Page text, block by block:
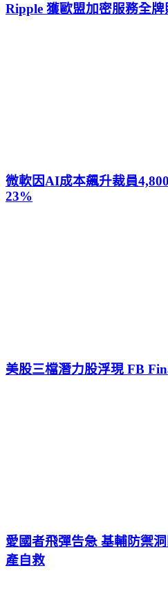
Ripple 獲歐盟加密服務全
微軟因AI成本飆升裁員
23%
美股三檔潛力股浮現 FB
愛國者飛彈告急 基輔防禦
產自救